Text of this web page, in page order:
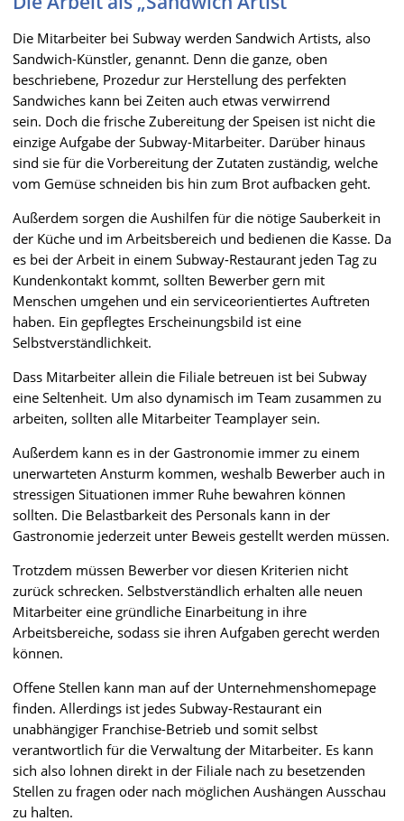
Die Mitarbeiter bei Subway werden Sandwich Artists, also
Sandwich-Künstler, genannt. Denn die ganze, oben
beschriebene, Prozedur zur Herstellung des perfekten
Sandwiches kann bei Zeiten auch etwas verwirrend
sein. Doch die frische Zubereitung der Speisen ist nicht die
einzige Aufgabe der Subway-Mitarbeiter. Darüber hinaus
sind sie für die Vorbereitung der Zutaten zuständig, welche
vom Gemüse schneiden bis hin zum Brot aufbacken geht.
Außerdem sorgen die Aushilfen für die nötige Sauberkeit in
der Küche und im Arbeitsbereich und bedienen die Kasse. Da
es bei der Arbeit in einem Subway-Restaurant jeden Tag zu
Kundenkontakt kommt, sollten Bewerber gern mit
Menschen umgehen und ein serviceorientiertes Auftreten
haben. Ein gepflegtes Erscheinungsbild ist eine
Selbstverständlichkeit.
Dass Mitarbeiter allein die Filiale betreuen ist bei Subway
eine Seltenheit. Um also dynamisch im Team zusammen zu
arbeiten, sollten alle Mitarbeiter Teamplayer sein.
Außerdem kann es in der Gastronomie immer zu einem
unerwarteten Ansturm kommen, weshalb Bewerber auch in
stressigen Situationen immer Ruhe bewahren können
sollten. Die Belastbarkeit des Personals kann in der
Gastronomie jederzeit unter Beweis gestellt werden müssen.
Trotzdem müssen Bewerber vor diesen Kriterien nicht
zurück schrecken. Selbstverständlich erhalten alle neuen
Mitarbeiter eine gründliche Einarbeitung in ihre
Arbeitsbereiche, sodass sie ihren Aufgaben gerecht werden
können.
Offene Stellen kann man auf der Unternehmenshomepage
finden. Allerdings ist jedes Subway-Restaurant ein
unabhängiger Franchise-Betrieb und somit selbst
verantwortlich für die Verwaltung der Mitarbeiter. Es kann
sich also lohnen direkt in der Filiale nach zu besetzenden
Stellen zu fragen oder nach möglichen Aushängen Ausschau
zu halten.